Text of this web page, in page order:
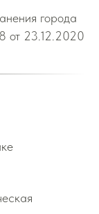
города
от 23.12.2020